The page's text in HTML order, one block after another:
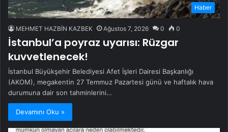
Haber
MEHMET HAZBİN KAZBEK Ağustos 7, 2026 0 0
İstanbul’a poyraz uyarısı: Rüzgar
kuvvetlenecek!
İstanbul Büyükşehir Belediyesi Afet İşleri Dairesi Başkanlığı
(AKOM), megakentin 27 Temmuz Pazartesi günü ve haftalık hava
durumuna dair son tahminlerini…
Devamını Oku »